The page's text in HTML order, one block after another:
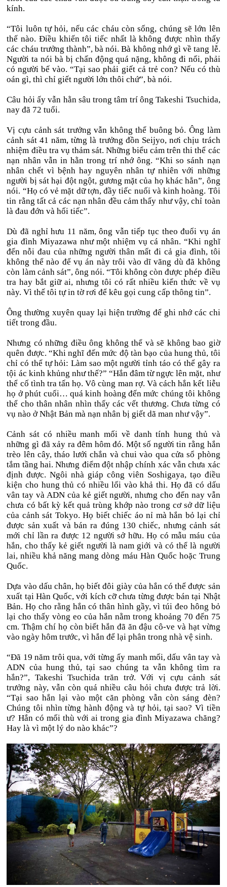
kính.
“Tôi luôn tự hỏi, nếu các cháu còn sống, chúng sẽ lớn lên
thế nào. Điều khiến tôi tiếc nhất là không được nhìn thấy
các cháu trưởng thành”, bà nói. Bà không nhớ gì về tang lễ.
Người ta nói bà bị chấn động quá nặng, không đi nổi, phải
có người bế vào. “Tại sao phải giết cả trẻ con? Nếu có thù
oán gì, thì chỉ giết người lớn thôi chứ”, bà nói.
Câu hỏi ấy vẫn hằn sâu trong tâm trí ông Takeshi Tsuchida,
nay đã 72 tuổi.
Vị cựu cảnh sát trưởng vẫn không thể buông bỏ. Ông làm
cảnh sát 41 năm, từng là trưởng đồn Seijyo, nơi chịu trách
nhiệm điều tra vụ thảm sát. Những biểu cảm trên thi thể các
nạn nhân vẫn in hằn trong trí nhớ ông. “Khi so sánh nạn
nhân chết vì bệnh hay nguyên nhân tự nhiên với những
người bị sát hại đột ngột, gương mặt của họ khác hẳn”, ông
nói. “Họ có vẻ mặt dữ tợn, đầy tiếc nuối và kinh hoàng. Tôi
tin rằng tất cả các nạn nhân đều cảm thấy như vậy, chỉ toàn
là đau đớn và hối tiếc”.
Dù đã nghỉ hưu 11 năm, ông vẫn tiếp tục theo đuổi vụ án
gia đình Miyazawa như một nhiệm vụ cá nhân. “Khi nghĩ
đến nỗi đau của những người thân mất đi cả gia đình, tôi
không thể nào để vụ án này trôi vào dĩ vãng dù đã không
còn làm cảnh sát”, ông nói. “Tôi không còn được phép điều
tra hay bắt giữ ai, nhưng tôi có rất nhiều kiến thức về vụ
này. Vì thế tôi tự in tờ rơi để kêu gọi cung cấp thông tin”.
Ông thường xuyên quay lại hiện trường để ghi nhớ các chi
tiết trong đầu.
Nhưng có những điều ông không thể và sẽ không bao giờ
quên được. “Khi nghĩ đến mức độ tàn bạo của hung thủ, tôi
chỉ có thể tự hỏi: Làm sao một người tỉnh táo có thể gây ra
tội ác kinh khủng như thế?” “Hắn đâm từ ngực lên mặt, như
thể cố tình tra tấn họ. Vô cùng man rợ. Và cách hắn kết liễu
họ ở phút cuối… quá kinh hoàng đến mức chúng tôi không
thể cho thân nhân nhìn thấy các vết thương. Chưa từng có
vụ nào ở Nhật Bản mà nạn nhân bị giết dã man như vậy”.
Cảnh sát có nhiều manh mối về danh tính hung thủ và
những gì đã xảy ra đêm hôm đó. Một số người tin rằng hắn
trèo lên cây, tháo lưới chắn và chui vào qua cửa sổ phòng
tắm tầng hai. Nhưng điểm đột nhập chính xác vẫn chưa xác
định được. Ngôi nhà giáp công viên Soshigaya, tạo điều
kiện cho hung thủ có nhiều lối vào khả thi. Họ đã có dấu
vân tay và ADN của kẻ giết người, nhưng cho đến nay vẫn
chưa có bất kỳ kết quả trùng khớp nào trong cơ sở dữ liệu
của cảnh sát Tokyo. Họ biết chiếc áo nỉ mà hắn bỏ lại chỉ
được sản xuất và bán ra đúng 130 chiếc, nhưng cảnh sát
mới chỉ lần ra được 12 người sở hữu. Họ có mẫu máu của
hắn, cho thấy kẻ giết người là nam giới và có thể là người
lai, nhiều khả năng mang dòng máu Hàn Quốc hoặc Trung
Quốc.
Dựa vào dấu chân, họ biết đôi giày của hắn có thể được sản
xuất tại Hàn Quốc, với kích cỡ chưa từng được bán tại Nhật
Bản. Họ cho rằng hắn có thân hình gầy, vì túi đeo hông bỏ
lại cho thấy vòng eo của hắn nằm trong khoảng 70 đến 75
cm. Thậm chí họ còn biết hắn đã ăn đậu cô-ve và hạt vừng
vào ngày hôm trước, vì hắn để lại phân trong nhà vệ sinh.
“Đã 19 năm trôi qua, với từng ấy manh mối, dấu vân tay và
ADN của hung thủ, tại sao chúng ta vẫn không tìm ra
hắn?”, Takeshi Tsuchida trăn trở. Với vị cựu cảnh sát
trưởng này, vẫn còn quá nhiều câu hỏi chưa được trả lời.
“Tại sao hắn lại vào một căn phòng vẫn còn sáng đèn?
Chúng tôi nhìn từng hành động và tự hỏi, tại sao? Vì tiền
ư? Hắn có mối thù với ai trong gia đình Miyazawa chăng?
Hay là vì một lý do nào khác”?